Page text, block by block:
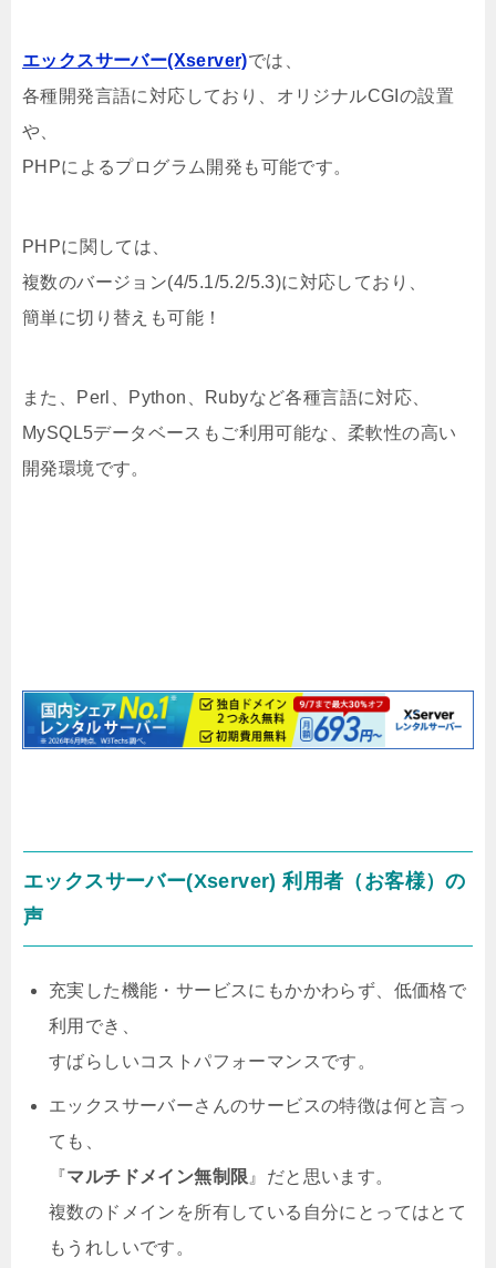
エックスサーバー(Xserver)では、
各種開発言語に対応しており、オリジナルCGIの設置
や、
PHPによるプログラム開発も可能です。
PHPに関しては、
複数のバージョン(4/5.1/5.2/5.3)に対応しており、
簡単に切り替えも可能！
また、Perl、Python、Rubyなど各種言語に対応、
MySQL5データベースもご利用可能な、柔軟性の高い
開発環境です。
エックスサーバー(Xserver) 利用者（お客様）の
声
充実した機能・サービスにもかかわらず、低価格で
利用でき、
すばらしいコストパフォーマンスです。
エックスサーバーさんのサービスの特徴は何と言っ
ても、
『マルチドメイン無制限 』だと思います。
複数のドメインを所有している自分にとってはとて
もうれしいです。